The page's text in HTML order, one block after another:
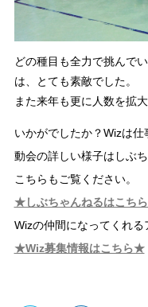
どの種目も全力で挑んで
は、とても素敵でした。
また来年も更に人数を拡
いかがでしたか？Wizは
動会の詳しい様子はしぶ
こちらもご覧ください。
★しぶちゃんねるはこち
Wizの仲間になってくれる
★Wiz募集情報はこちら★